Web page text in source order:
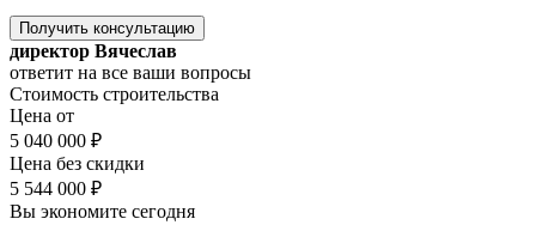
Получить консультацию
директор Вячеслав
ответит на все ваши вопросы
Стоимость строительства
Цена от
5 040 000 ₽
Цена без скидки
5 544 000 ₽
Вы экономите сегодня